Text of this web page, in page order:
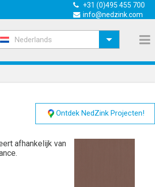
+31 (0)495 455 700
info@nedzink.com
Nederlands
afhankelijk van
Ontdek NedZink Projecten!